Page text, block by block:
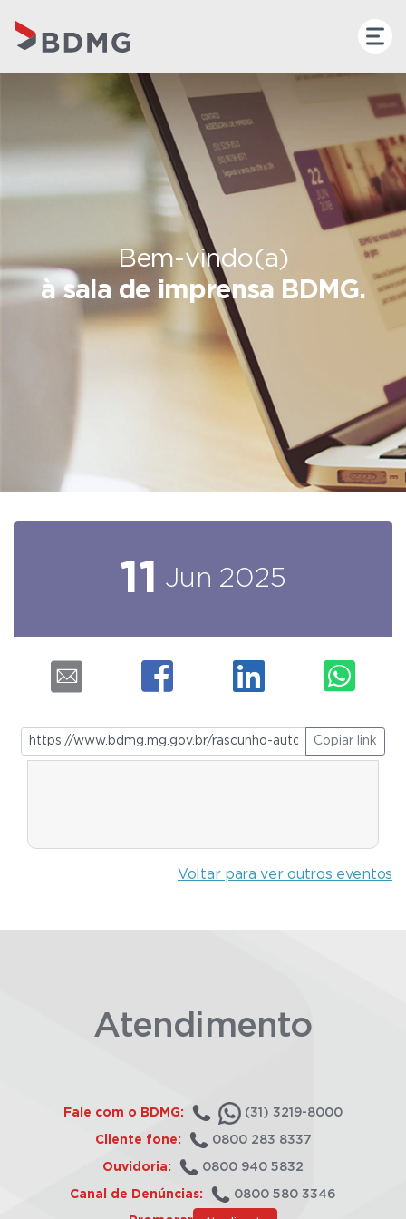
Bem-vindo(a)
à sala de imprensa BDMG.
11 Jun 2025
Copiar link
Voltar para ver outros eventos
Atendimento
Fale com o BDMG: (31) 3219-8000
Cliente fone: 0800 283 8337
Ouvidoria: 0800 940 5832
Canal de Denúncias: 0800 580 3346